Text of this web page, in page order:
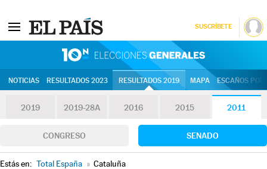
SUSCRÍBETE
NOTICIAS RESULTADOS 2023 RESULTADOS 2019 MAPA ESCAÑOS
2019 2019-28A 2016 2015 2011
CONGRESO SENADO
Estás en: Total España » Cataluña